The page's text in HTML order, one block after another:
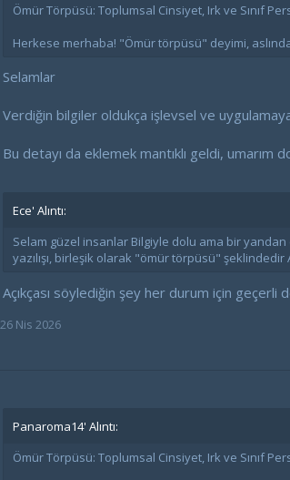
Ömür Törpüsü: Toplumsal Cinsiyet, Irk ve Sınıf
Herkese merhaba! "Ömür törpüsü" deyimi,
Selamlar
Verdiğin bilgiler oldukça işlevsel ve
Bu detayı da eklemek mantıklı geldi, umarım
Ece' Alıntı:
Selam güzel insanlar Bilgiyle dolu ama bir
yazılışı, birleşik olarak "ömür törpüsü"
Açıkçası söylediğin şey her durum için
26 Nis 2026
Panaroma14' Alıntı:
Ömür Törpüsü: Toplumsal Cinsiyet, Irk ve Sınıf